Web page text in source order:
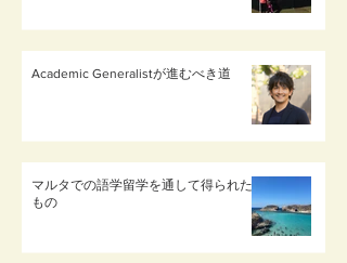
Academic Generalistが進むべき道
マルタでの語学留学を通して得られた
もの